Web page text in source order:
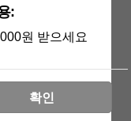
38번 부품 슬라이
:
원 받으세요
확인